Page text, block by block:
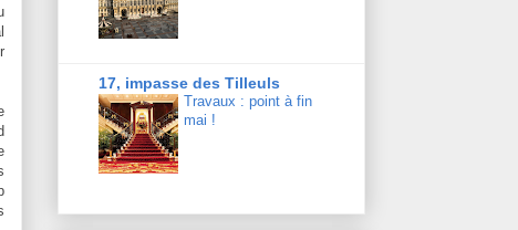
17, impasse des Tilleuls
Travaux : point à fin
mai !